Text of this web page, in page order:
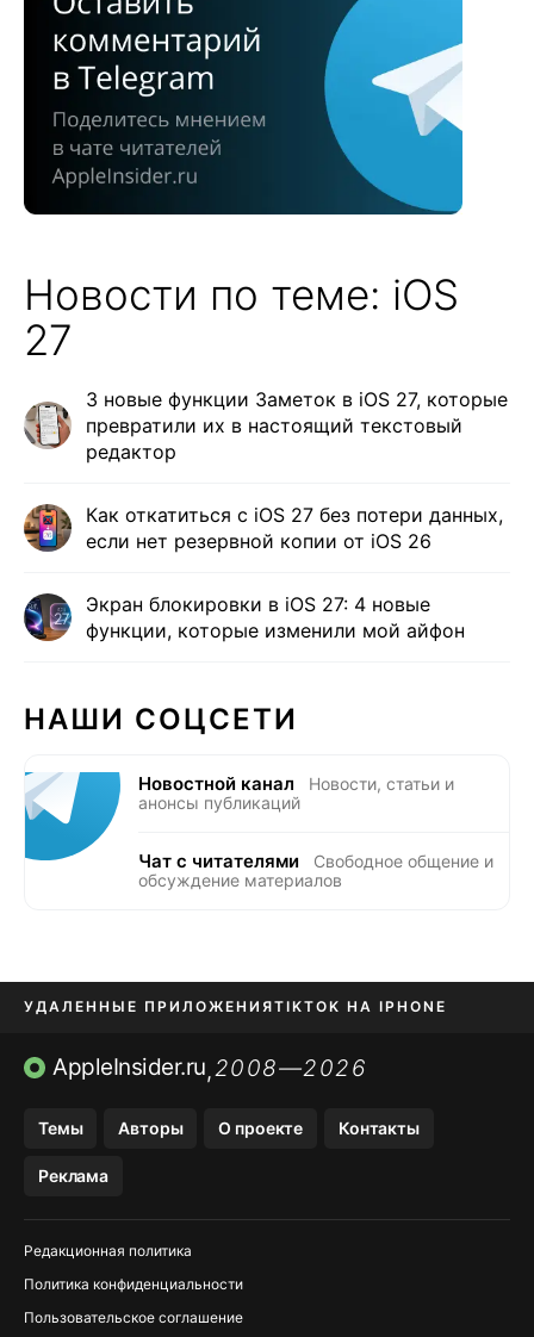
Новости по теме: iOS
27
3 новые функции Заметок в iOS 27, которые
превратили их в настоящий текстовый
редактор
Как откатиться с iOS 27 без потери данных,
если нет резервной копии от iOS 26
Экран блокировки в iOS 27: 4 новые
функции, которые изменили мой айфон
НАШИ СОЦСЕТИ
Новостной канал
Новости, статьи и
анонсы публикаций
Чат с читателями
Свободное общение и
обсуждение материалов
УДАЛЕННЫЕ ПРИЛОЖЕНИЯTIKTOK НА IPHONE
ПРИЛОЖЕНИЯ БЕЗ APP STORE
AppleInsider.ru,2008—2026
Темы Авторы О проекте Контакты
Реклама
Редакционная политика
Политика конфиденциальности
Пользовательское соглашение